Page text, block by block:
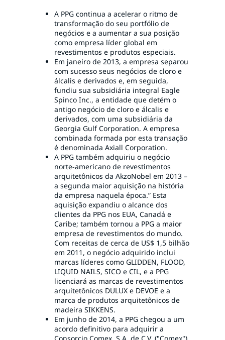
A PPG continua a acelerar o ritmo de
transformação do seu portfólio de
negócios e a aumentar a sua posição
como empresa líder global em
revestimentos e produtos especiais.
Em janeiro de 2013, a empresa separou
com sucesso seus negócios de cloro e
álcalis e derivados e, em seguida,
fundiu sua subsidiária integral Eagle
Spinco Inc., a entidade que detém o
antigo negócio de cloro e álcalis e
derivados, com uma subsidiária da
Georgia Gulf Corporation. A empresa
combinada formada por esta transação
é denominada Axiall Corporation.
A PPG também adquiriu o negócio
norte-americano de revestimentos
arquitetônicos da AkzoNobel em 2013 –
a segunda maior aquisição na história
da empresa naquela época.” Esta
aquisição expandiu o alcance dos
clientes da PPG nos EUA, Canadá e
Caribe; também tornou a PPG a maior
empresa de revestimentos do mundo.
Com receitas de cerca de US$ 1,5 bilhão
em 2011, o negócio adquirido inclui
marcas líderes como GLIDDEN, FLOOD,
LIQUID NAILS, SICO e CIL, e a PPG
licenciará as marcas de revestimentos
arquitetônicos DULUX e DEVOE e a
marca de produtos arquitetônicos de
madeira SIKKENS.
Em junho de 2014, a PPG chegou a um
acordo definitivo para adquirir a